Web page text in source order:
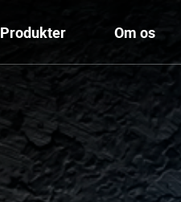
Produkter Om os